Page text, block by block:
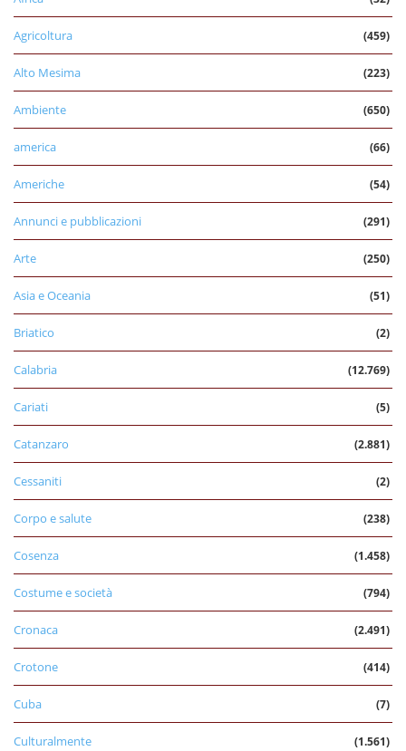
Agricoltura (459)
Alto Mesima (223)
Ambiente (650)
america (66)
Americhe (54)
Annunci e pubblicazioni (291)
Arte (250)
Asia e Oceania (51)
Briatico (2)
Calabria (12.769)
Cariati (5)
Catanzaro (2.881)
Cessaniti (2)
Corpo e salute (238)
Cosenza (1.458)
Costume e società (794)
Cronaca (2.491)
Crotone (414)
Cuba (7)
Culturalmente (1.561)